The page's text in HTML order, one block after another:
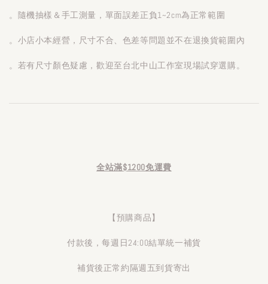
。隨機抽樣＆手工測量，單面誤差正負1~2cm為正常範圍
。小店小本經營，尺寸不合、色差等問題並不在退換貨範圍內
。若有尺寸顏色疑慮，歡迎至台北中山工作室現場試穿選購。
全站滿$1200免運費
【預購商品】
付款後，每週日24:00結單統一補貨
補貨後正常約隔週五到貨寄出